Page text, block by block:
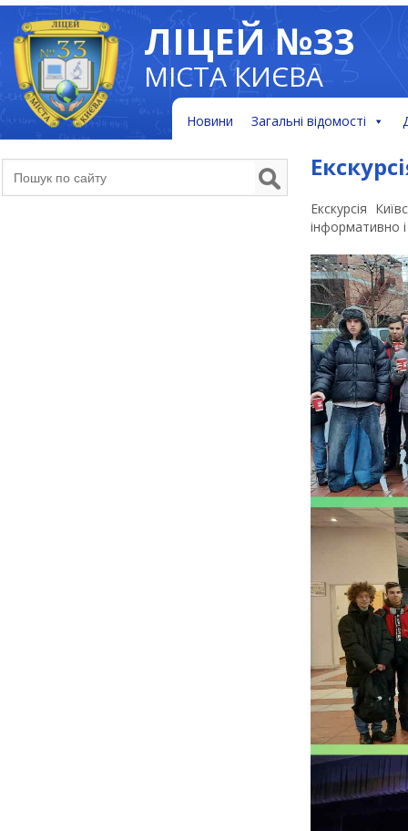
ЛІЦЕЙ №33
МІСТА КИЄВА
Новини Загальні відомості
Екскурсія
інформативно